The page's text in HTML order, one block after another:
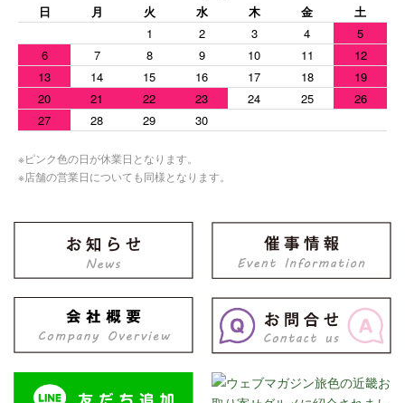
日 月 火 水 木 金
土
1
2 3 4
5
6
7 8 9 10 11
12
13
14 15 16 17 18
19
20
21 22 23 24 25
26
27
28 29 30
※ピンク色の日が休業日となります。
※店舗の営業日についても同様となります。